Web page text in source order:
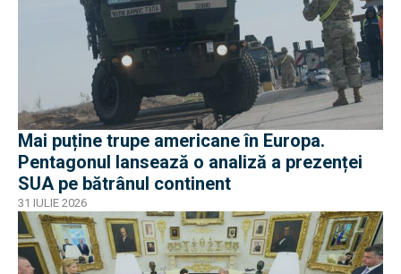
Mai puține trupe americane în Europa.
Pentagonul lansează o analiză a prezenței
SUA pe bătrânul continent
31 IULIE 2026